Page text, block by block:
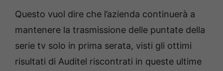
Questo vuol dire che l’azienda continuerà a
mantenere la trasmissione delle puntate della
serie tv solo in prima serata, visti gli ottimi
risultati di Auditel riscontrati in queste ultime